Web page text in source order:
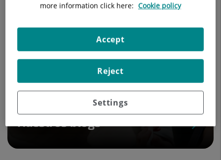
Nuestros blogs
more information click here: Cookie policy
Settings
Reject
Accept